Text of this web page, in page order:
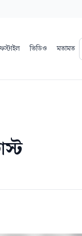
ভিডিও মতামত